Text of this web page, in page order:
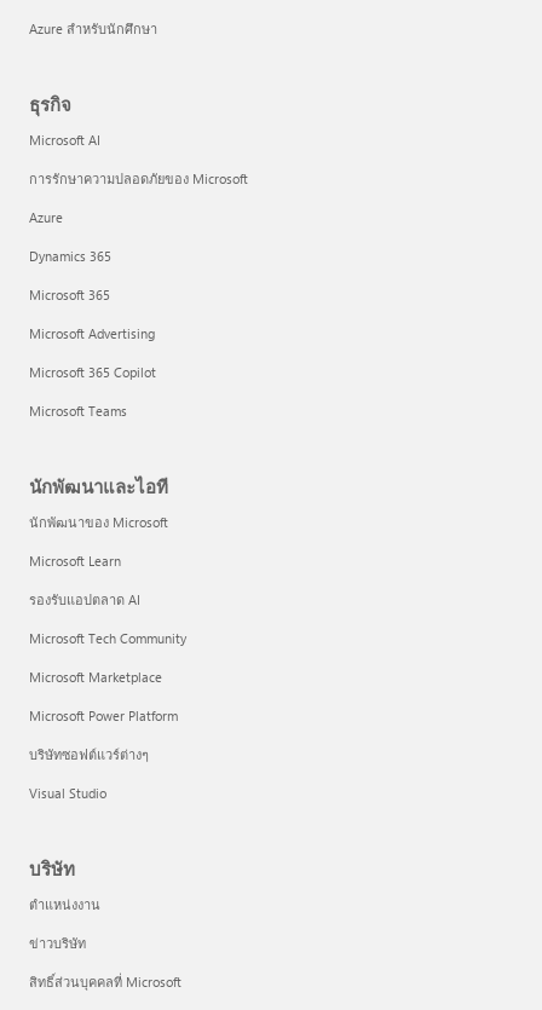
Azure สำหรับนักศึกษา
ธุรกิจ
Microsoft AI
การรักษาความปลอดภัยของ Microsoft
Azure
Dynamics 365
Microsoft 365
Microsoft Advertising
Microsoft 365 Copilot
Microsoft Teams
นักพัฒนาและไอที
นักพัฒนาของ Microsoft
Microsoft Learn
รองรับแอปตลาด AI
Microsoft Tech Community
Microsoft Marketplace
Microsoft Power Platform
บริษัทซอฟต์แวร์ต่างๆ
Visual Studio
บริษัท
ตำแหน่งงาน
ข่าวบริษัท
สิทธิ์ส่วนบุคคลที่ Microsoft